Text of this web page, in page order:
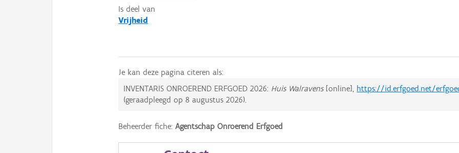
Is deel van
Vrijheid
Je kan deze pagina citeren als:
INVENTARIS ONROEREND ERFGOED 2026: Huis Walravens[online], https://id.erfgoed.net/
(geraadpleegd op8 augustus 2026).
Beheerder fiche:Agentschap Onroerend Erfgoed